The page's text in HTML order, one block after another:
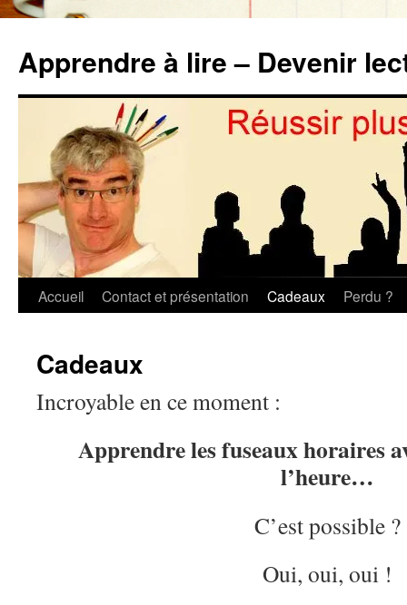
contenu
Apprendre à lire – Devenir
Accueil Contact et présentation Cadeaux Perdu ?
Cadeaux
Incroyable en ce moment :
Apprendre les fuseaux horaires
l’heure…
C’est possible ?
Oui, oui, oui !